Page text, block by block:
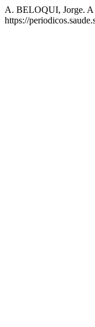
A. BELOQUI, Jorge. A
https://